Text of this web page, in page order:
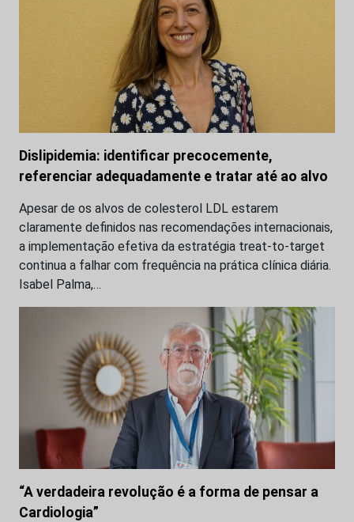
Dislipidemia: identificar precocemente,
referenciar adequadamente e tratar até ao alvo
Apesar de os alvos de colesterol LDL estarem
claramente definidos nas recomendações internacionais,
a implementação efetiva da estratégia treat-to-target
continua a falhar com frequência na prática clínica diária.
Isabel Palma,…
“A verdadeira revolução é a forma de pensar a
Cardiologia”